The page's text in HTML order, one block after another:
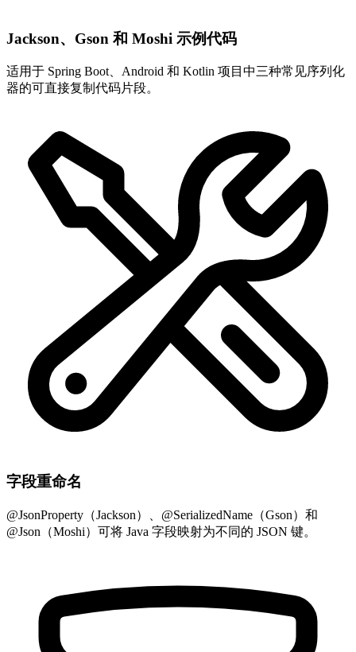
Jackson、Gson 和 Moshi 示例代码
适用于 Spring Boot、Android 和 Kotlin 项目中三种常见序列化
器的可直接复制代码片段。
字段重命名
@JsonProperty（Jackson）、@SerializedName（Gson）和
@Json（Moshi）可将 Java 字段映射为不同的 JSON 键。